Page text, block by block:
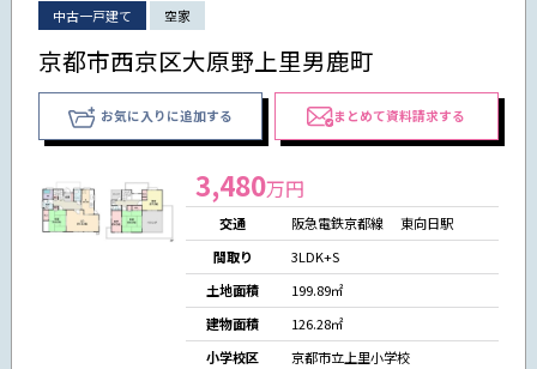
中古一戸建て 空家
京都市西京区大原野上里男鹿町
お気に入りに追加する まとめて資料請求する
3,480万円
交通
阪急電鉄京都線 東向日駅
間取り
3LDK+S
土地面積
199.89㎡
建物面積
126.28㎡
小学校区
京都市立上里小学校